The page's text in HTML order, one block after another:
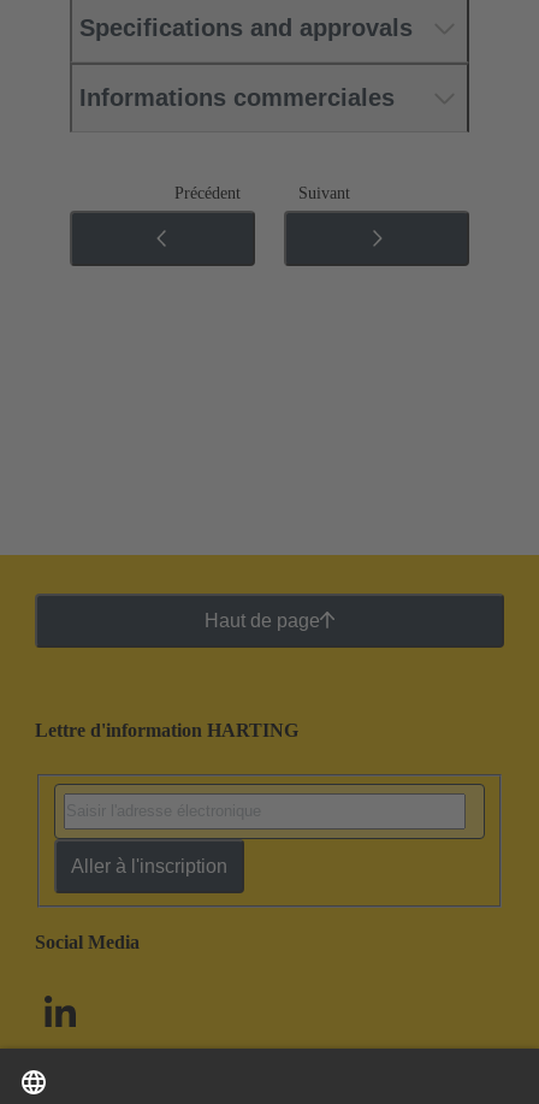
Specifications and approvals
Informations commerciales
Précédent Suivant
Haut de page
Lettre d'information HARTING
Aller à l'inscription
Social Media